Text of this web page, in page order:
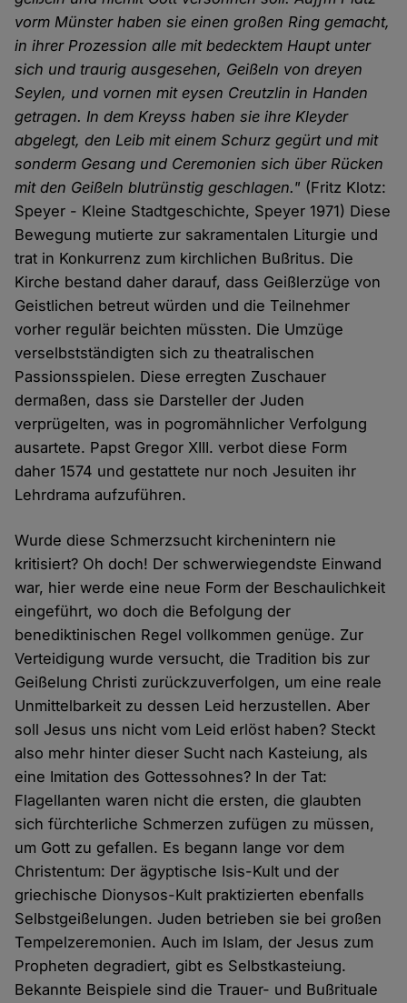
vorm Münster haben sie einen großen Ring gemacht,
in ihrer Prozession alle mit bedecktem Haupt unter
sich und traurig ausgesehen, Geißeln von dreyen
Seylen, und vornen mit eysen Creutzlin in Handen
getragen. In dem Kreyss haben sie ihre Kleyder
abgelegt, den Leib mit einem Schurz gegürt und mit
sonderm Gesang und Ceremonien sich über Rücken
mit den Geißeln blutrünstig geschlagen." (Fritz Klotz:
Speyer - Kleine Stadtgeschichte, Speyer 1971) Diese
Bewegung mutierte zur sakramentalen Liturgie und
trat in Konkurrenz zum kirchlichen Bußritus. Die
Kirche bestand daher darauf, dass Geißlerzüge von
Geistlichen betreut würden und die Teilnehmer
vorher regulär beichten müssten. Die Umzüge
verselbstständigten sich zu theatralischen
Passionsspielen. Diese erregten Zuschauer
dermaßen, dass sie Darsteller der Juden
verprügelten, was in pogromähnlicher Verfolgung
ausartete. Papst Gregor XIII. verbot diese Form
daher 1574 und gestattete nur noch Jesuiten ihr
Lehrdrama aufzuführen.
Wurde diese Schmerzsucht kirchenintern nie
kritisiert? Oh doch! Der schwerwiegendste Einwand
war, hier werde eine neue Form der Beschaulichkeit
eingeführt, wo doch die Befolgung der
benediktinischen Regel vollkommen genüge. Zur
Verteidigung wurde versucht, die Tradition bis zur
Geißelung Christi zurückzuverfolgen, um eine reale
Unmittelbarkeit zu dessen Leid herzustellen. Aber
soll Jesus uns nicht vom Leid erlöst haben? Steckt
also mehr hinter dieser Sucht nach Kasteiung, als
eine Imitation des Gottessohnes? In der Tat:
Flagellanten waren nicht die ersten, die glaubten
sich fürchterliche Schmerzen zufügen zu müssen,
um Gott zu gefallen. Es begann lange vor dem
Christentum: Der ägyptische Isis-Kult und der
griechische Dionysos-Kult praktizierten ebenfalls
Selbstgeißelungen. Juden betrieben sie bei großen
Tempelzeremonien. Auch im Islam, der Jesus zum
Propheten degradiert, gibt es Selbstkasteiung.
Bekannte Beispiele sind die Trauer- und Bußrituale